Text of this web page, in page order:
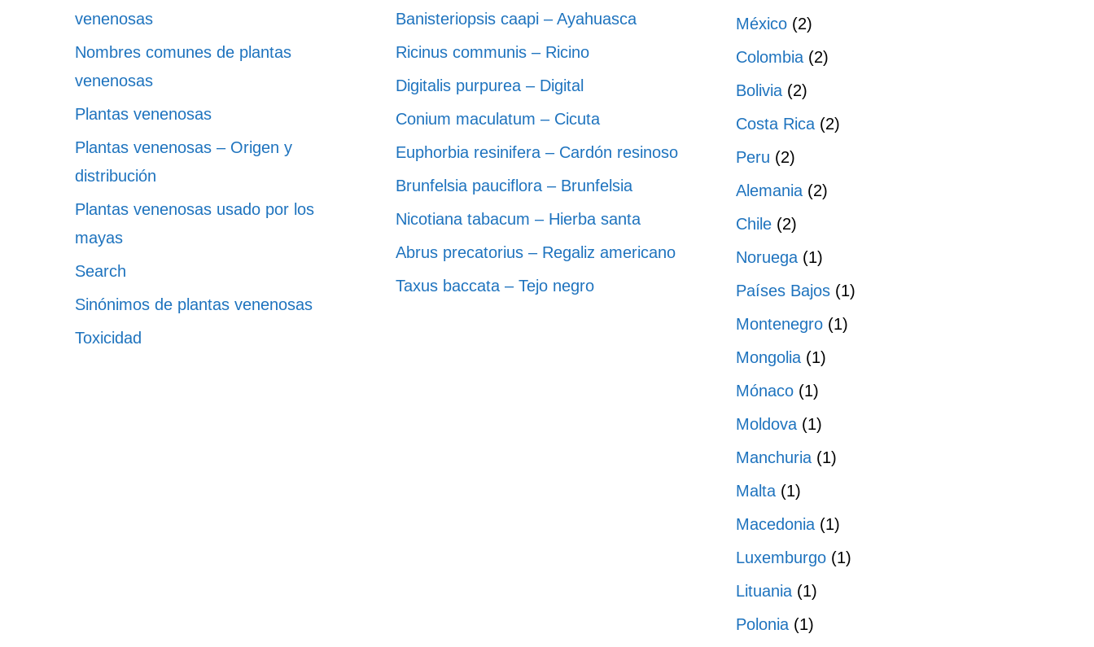
venenosas
Nombres comunes de plantas
venenosas
Plantas venenosas
Plantas venenosas – Origen y
distribución
Plantas venenosas usado por los
mayas
Search
Sinónimos de plantas venenosas
Toxicidad
Banisteriopsis caapi – Ayahuasca
Ricinus communis – Ricino
Digitalis purpurea – Digital
Conium maculatum – Cicuta
Euphorbia resinifera – Cardón resinoso
Brunfelsia pauciflora – Brunfelsia
Nicotiana tabacum – Hierba santa
Abrus precatorius – Regaliz americano
Taxus baccata – Tejo negro
México (2)
Colombia (2)
Bolivia (2)
Costa Rica (2)
Peru (2)
Alemania (2)
Chile (2)
Noruega (1)
Países Bajos (1)
Montenegro (1)
Mongolia (1)
Mónaco (1)
Moldova (1)
Manchuria (1)
Malta (1)
Macedonia (1)
Luxemburgo (1)
Lituania (1)
Polonia (1)